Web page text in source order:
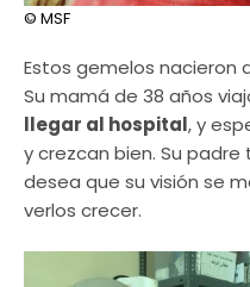
© MSF
Estos gemelos nacieron
Su mamá de 38 años
llegar al hospital, y
y crezcan bien. Su
desea que su visión se
verlos crecer.